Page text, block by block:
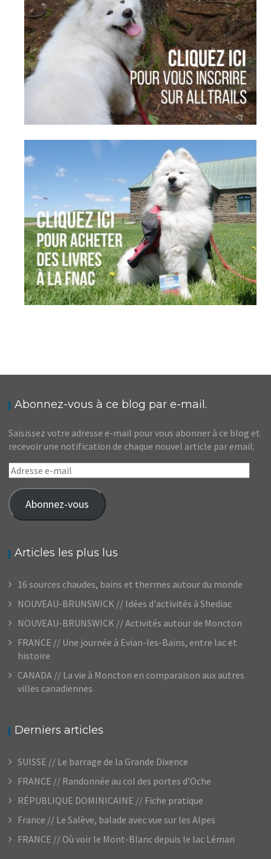
Abonnez-vous à ce blog par e-mail.
Saisissez votre adresse e-mail pour vous abonner à ce blog et
recevoir une notification de chaque nouvel article par email.
Adresse
e-
mail
Abonnez-vous
Articles les plus lus
16 sources chaudes, bains et thermes autour du monde
NOUVEAU-BRUNSWICK // Idées d'activités à Shediac
NOUVEAU-BRUNSWICK // Activités autour de Moncton
FRANCE // Une journée à Evian-les-Bains, entre lac et
histoire
CANADA // La vie à Moncton en comparaison aux autres
villes canadiennes
Derniers articles
SUISSE // Le barrage de la Grande Dixence
FRANCE // Randonnée au col des portes d’Oche
RÉPUBLIQUE DOMINICAINE // Fiche pratique
France // Le Salève, balade avec vue sur les Alpes
FRANCE // Où voir le Mont-Blanc depuis le lac Léman